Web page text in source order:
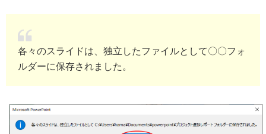
各々のスライドは、独立したファイルとして〇〇フォ
ルダーに保存されました。